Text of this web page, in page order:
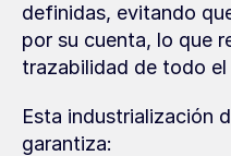
definidas, evitando
por su cuenta, lo que
trazabilidad de todo
Esta industrialización
garantiza: